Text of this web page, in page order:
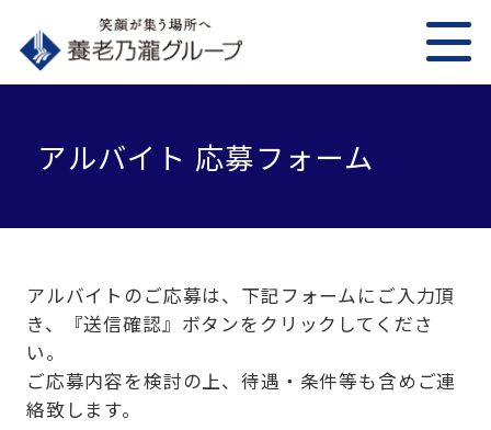
アルバイト 応募フォーム
アルバイトのご応募は、下記フォームにご入力頂
き、『送信確認』ボタンをクリックしてくださ
い。
ご応募内容を検討の上、待遇・条件等も含めご連
絡致します。